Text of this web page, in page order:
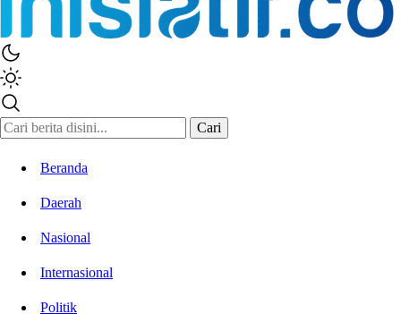
Cari
Beranda
Daerah
Nasional
Internasional
Politik